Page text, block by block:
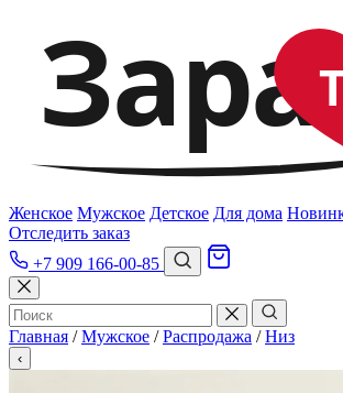
Зара
Женское Мужское Детское Для дома
Отследить заказ
+7 909 166-00-85
Главная / Мужское / Распродажа / Низ
‹